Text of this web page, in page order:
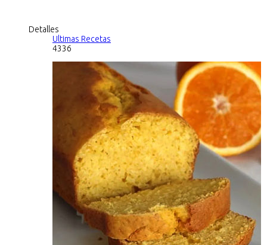
Detalles
Ultimas Recetas
4336